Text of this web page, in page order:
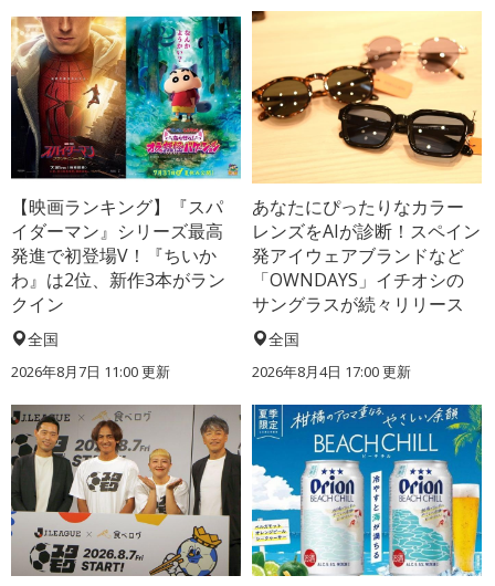
【映画ランキング】『スパ
イダーマン』シリーズ最高
発進で初登場V！『ちいか
わ』は2位、新作3本がラン
クイン
全国
2026年8月7日 11:00更新
あなたにぴったりなカラー
レンズをAIが診断！スペイン
発アイウェアブランドなど
「OWNDAYS」イチオシの
サングラスが続々リリース
全国
2026年8月4日 17:00更新